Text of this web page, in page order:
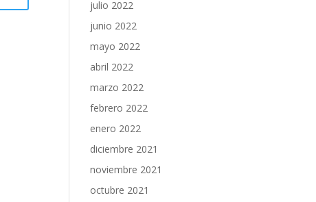
julio 2022
junio 2022
mayo 2022
abril 2022
marzo 2022
febrero 2022
enero 2022
diciembre 2021
noviembre 2021
octubre 2021